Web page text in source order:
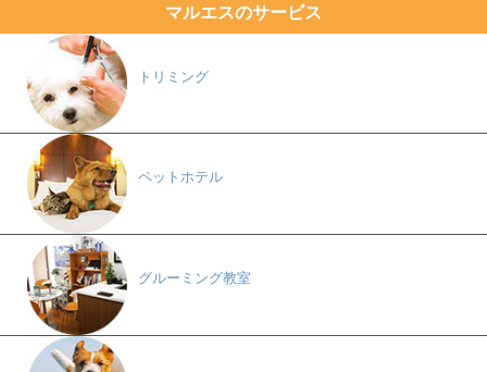
マルエスのサービス
トリミング
ペットホテル
グルーミング教室